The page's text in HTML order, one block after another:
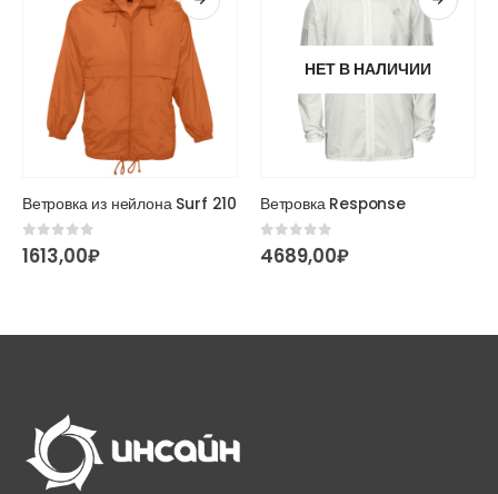
Ветровка из нейлона Surf 210
0из 5
1613,00₽
НЕТ В НАЛИЧИИ
Ветровка Response
0из 5
4689,00₽